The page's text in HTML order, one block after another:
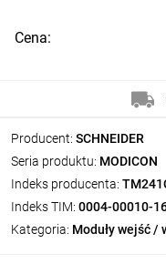
Producent: SCHNEIDER
Seria produktu: MODICON
Indeks producenta:
Indeks TIM: 0004-00010-
Kategoria: Moduły wejść /
Cena: